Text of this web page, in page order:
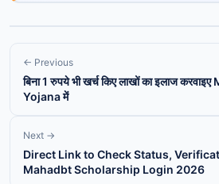
← Previous
बिना 1 रुपये भी खर्च किए लाखों का इलाज
Yojana में
Next →
Direct Link to Check Status,
Mahadbt Scholarship Login 2026